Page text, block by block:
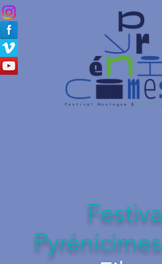
Festival
Pyrénicimes